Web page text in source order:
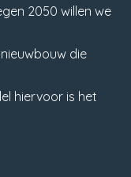
2050 willen we
die
hiervoor is het